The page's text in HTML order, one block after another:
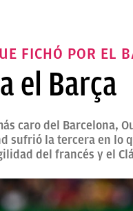
FICHÓ POR EL
el Barça
caro del Barcelona,
la tercera en lo
del francés y el